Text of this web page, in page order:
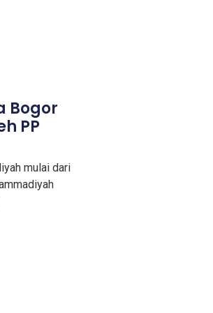
Bogor
PP
mulai dari